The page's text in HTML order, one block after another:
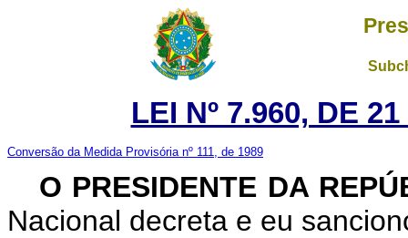
LEI Nº 7.960, DE
Conversão da Medida Provisória nº 111, de 1989
O PRESIDENTE DA
Nacional decreta e eu